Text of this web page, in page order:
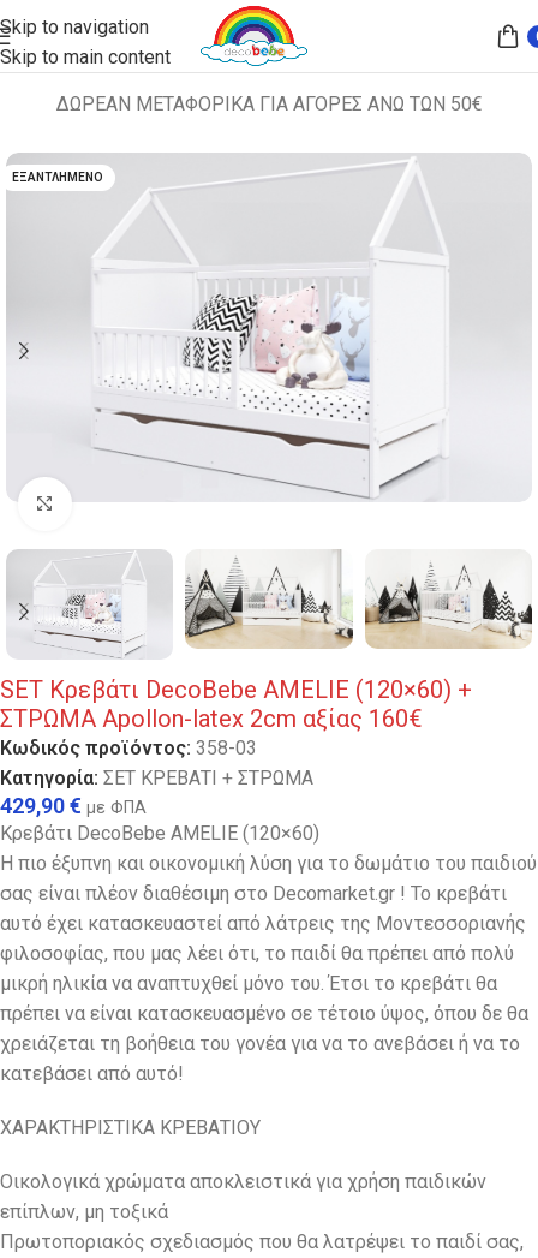
Skip to navigation
Skip to main content
ΔΩΡΕΑΝ ΜΕΤΑΦΟΡΙΚΑ ΓΙΑ ΑΓΟΡΕΣ ΑΝΩ ΤΩΝ 50€
Αρχική σελίδα ΣΕΤ ΚΡΕΒΑΤΙ + ΣΤΡΩΜΑ
ΕΞΑΝΤΛΗΜΈΝΟ
Κλικ για μεγέθυνση
SET Κρεβάτι DecoBebe AMELIE (120×60) +
ΣΤΡΩΜΑ Apollon-latex 2cm αξίας 160€
Κωδικός προϊόντος: 358-03
Κατηγορία: ΣΕΤ ΚΡΕΒΑΤΙ + ΣΤΡΩΜΑ
429,90€ με ΦΠΑ
Κρεβάτι DecoBebe AMELIE (120×60)
Η πιο έξυπνη και οικονομική λύση για το δωμάτιο του παιδιού
σας είναι πλέον διαθέσιμη στο Decomarket.gr ! Το κρεβάτι
αυτό έχει κατασκευαστεί από λάτρεις της Μοντεσσοριανής
φιλοσοφίας, που μας λέει ότι, το παιδί θα πρέπει από πολύ
μικρή ηλικία να αναπτυχθεί μόνο του. Έτσι το κρεβάτι θα
πρέπει να είναι κατασκευασμένο σε τέτοιο ύψος, όπου δε θα
χρειάζεται τη βοήθεια του γονέα για να το ανεβάσει ή να το
κατεβάσει από αυτό!
ΧΑΡΑΚΤΗΡΙΣΤΙΚΑ ΚΡΕΒΑΤΙΟΥ
Οικολογικά χρώματα αποκλειστικά για χρήση παιδικών
επίπλων, μη τοξικά
Πρωτοποριακός σχεδιασμός που θα λατρέψει το παιδί σας,